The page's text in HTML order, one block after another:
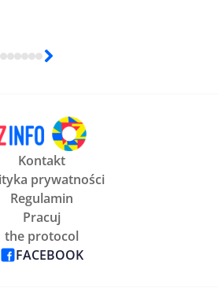
Kontakt
prywatności
Regulamin
Pracuj
the protocol
FACEBOOK